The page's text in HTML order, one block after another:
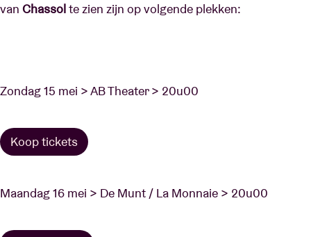
van Chassolte zien zijn op volgende plekken:
Zondag 15 mei > AB Theater > 20u00
Koop tickets
Maandag 16 mei > De Munt / La Monnaie > 20u00